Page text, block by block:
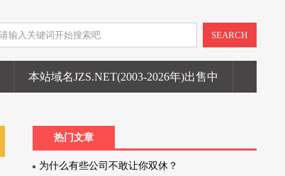
SEARCH
本站域名JZS.NET(2003-2026年)出售中
热门文章
为什么有些公司不敢让你双休？